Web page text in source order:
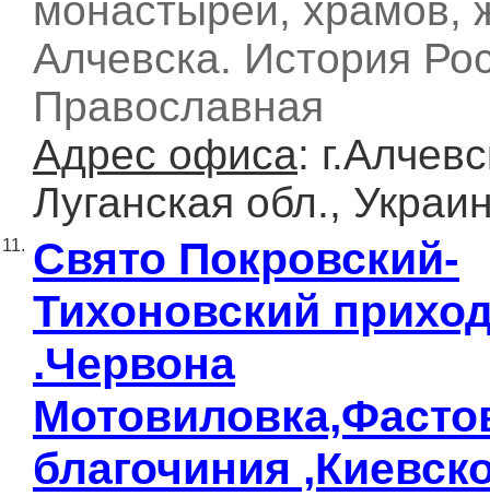
монастырей, храмов,
Алчевска. История
Православная
Адрес офиса:
Луганская обл.,
11. Свято Покровский-
Тихоновский
.Червона
благочиния